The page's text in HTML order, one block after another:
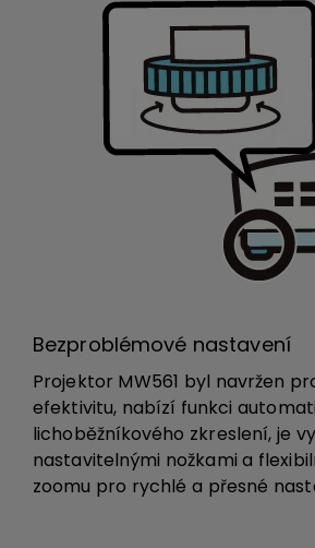
Bezproblémové nastavení
Projektor MW561 byl navržen
efektivitu, nabízí funkci
lichoběžníkového zkreslení, je
nastavitelnými nožkami a
zoomu pro rychlé a přesné